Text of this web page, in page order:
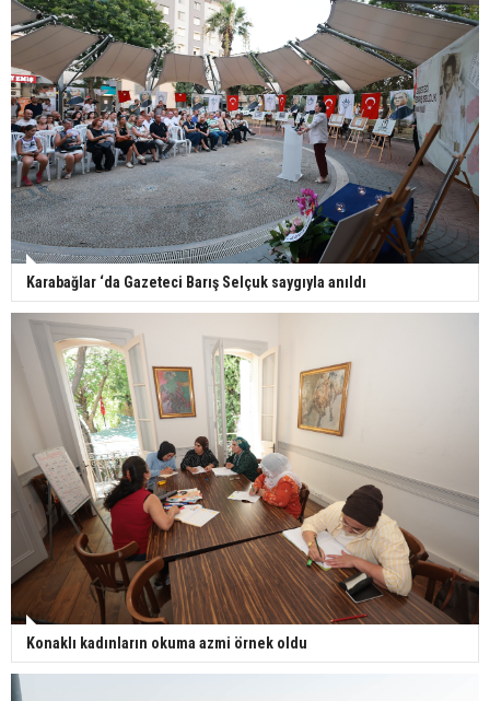
Karabağlar ‘da Gazeteci Barış Selçuk saygıyla anıldı
Konaklı kadınların okuma azmi örnek oldu